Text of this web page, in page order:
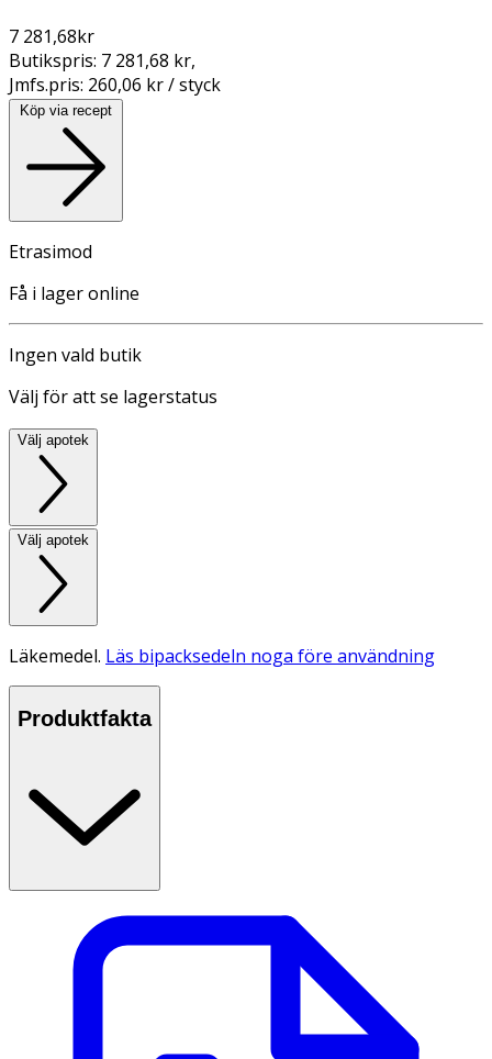
7 281,68kr
Butikspris: 7 281,68 kr,
Jmfs.pris: 260,06 kr / styck
Köp via recept
Etrasimod
Få i lager online
Ingen vald butik
Välj för att se lagerstatus
Välj apotek
Välj apotek
Läkemedel. Läs bipacksedeln noga före användning
Produktfakta